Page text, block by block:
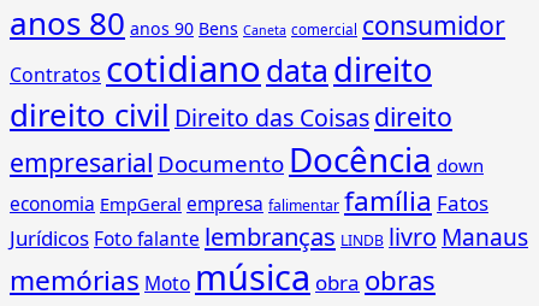
anos 80 anos 90 Bens Caneta comercial consumidor
Contratos cotidianodata direito
direito civil Direito das Coisasdireito
empresarial Documento Docência down
economia EmpGeral empresa falimentar família Fatos
Jurídicos Foto falante lembranças LINDB livro Manaus
memórias Moto música obra obras